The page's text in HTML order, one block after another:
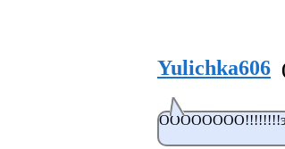
Yulichka606
ОООООООО!!!!!!!!это